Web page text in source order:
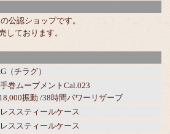
公認ショップです。
しております。
（チラグ）
巻ムーブメントCal.023
振動 /38時間パワーリザーブ
ススティールケース
ススティールケース